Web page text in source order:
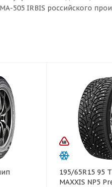
505 IRBIS российского
195/65R15 95
MAXXIS NP5